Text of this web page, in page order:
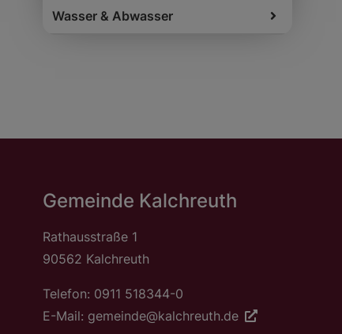
Wasser & Abwasser
Gemeinde Kalchreuth
Rathausstraße 1
90562 Kalchreuth
Telefon: 0911 518344-0
E-Mail: gemeinde@kalchreuth.de